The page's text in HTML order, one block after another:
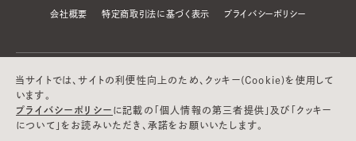
会社概要 特定商取引法に基づく表示 プライバシーポリシー
当サイトでは、サイトの利便性向上のため、クッキー(Cookie)を使用して
います。
プライバシーポリシー に記載の「個人情報の第三者提供」及び「クッキー
について」をお読みいただき、承諾をお願いいたします。